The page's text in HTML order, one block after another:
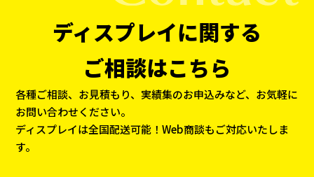
ディスプレイに関する
ご相談はこちら
各種ご相談、お見積もり、実績集のお申込みなど、お気軽に
お問い合わせください。
ディスプレイは全国配送可能！Web商談もご対応いたしま
す。